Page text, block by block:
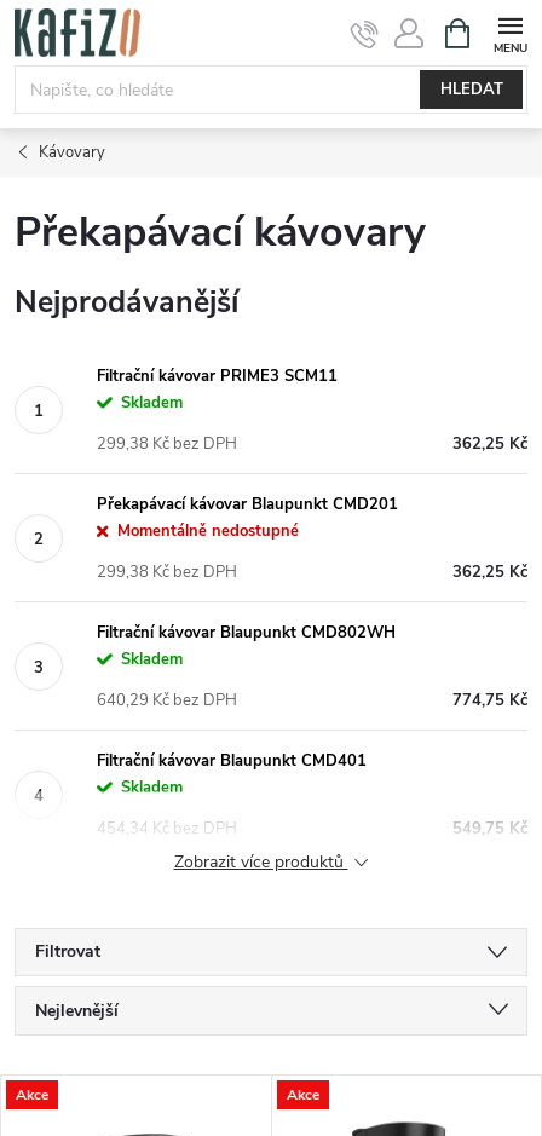
Přejít
obsah
HLEDAT
NÁKUPNÍ
KOŠÍK
Kávovary
Překapávací kávovary
Nejprodávanější
Filtrační kávovar PRIME3 SCM11
Skladem
362,25 Kč
299,38 Kč bez DPH
Překapávací kávovar Blaupunkt CMD201
Momentálně nedostupné
362,25 Kč
299,38 Kč bez DPH
Filtrační kávovar Blaupunkt CMD802WH
Skladem
774,75 Kč
640,29 Kč bez DPH
Filtrační kávovar Blaupunkt CMD401
Skladem
549,75 Kč
454,34 Kč bez DPH
Zobrazit více produktů
Filtrovat
Ř
a
Nejlevnější
Nejprodávanější
V
Akce Akce